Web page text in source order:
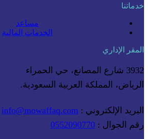
خدماتنا
مساعد
الخدمات المالية
المقر الإداري
3932 شارع المصانع، حي الحمراء
الرياض، المملكة العربية السعودية.
البريد الإلكتروني : info@mowaffaq.com
رقم الجوال : 0552090770